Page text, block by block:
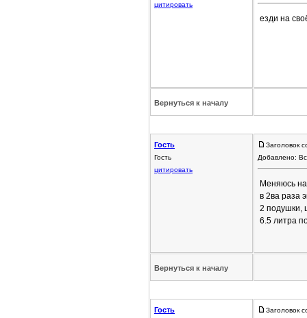
цитировать
езди на
Вернуться к началу
Гость
Гость
цитировать
Заголовок
Добавлено:
Меняюсь
в 2ва раза
2 подушки,
6.5 литра
Вернуться к началу
Гость
Заголовок